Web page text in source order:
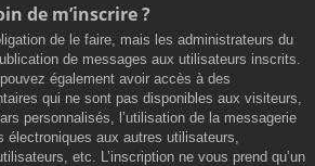
de m’inscrire ?
de le faire, mais les administrateurs du
de messages aux utilisateurs inscrits.
également avoir accès à des
qui ne sont pas disponibles aux visiteurs,
personnalisés, l’utilisation de la messagerie
électroniques aux autres utilisateurs,
etc. L’inscription ne vous prend qu’un